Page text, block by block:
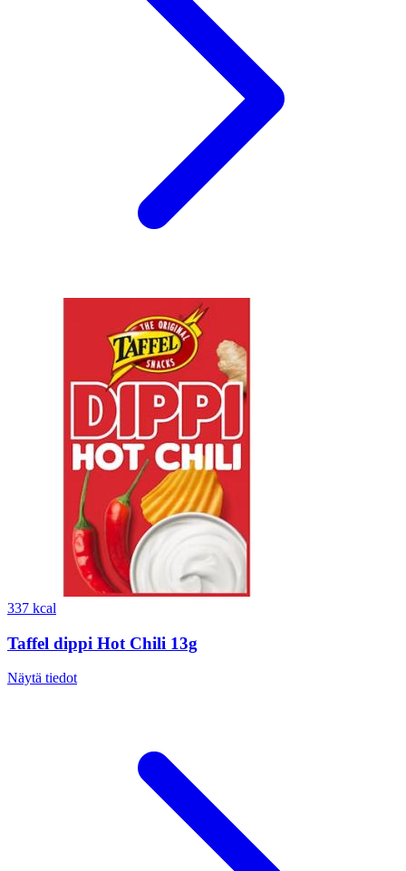
337 kcal
Taffel dippi Hot Chili 13g
Näytä tiedot